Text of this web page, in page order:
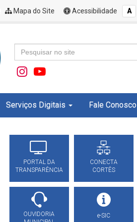
Mapa do Site Acessibilidade A
Serviços Digitais Fale Conosco
PORTAL DA
TRANSPARÊNCIA
CONECTA
CORTÊS
OUVIDORIA
e-SIC